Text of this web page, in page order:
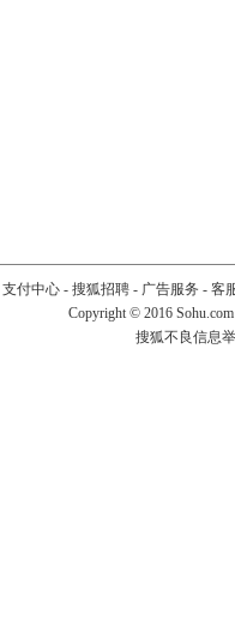
支付中心- 搜狐招聘- 广告服务 - 客
Copyright © 2016
搜狐不良信息